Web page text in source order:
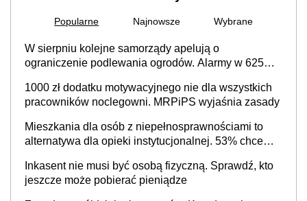
Popularne Najnowsze Wybrane
W sierpniu kolejne samorządy apelują o
ograniczenie podlewania ogrodów. Alarmy w 625
cały kraj
1000 zł dodatku motywacyjnego nie dla wszystkich
pracowników noclegowni. MRPiPS wyjaśnia zasady
Mieszkania dla osób z niepełnosprawnościami to
alternatywa dla opieki instytucjonalnej. 53% chce
Inkasent nie musi być osobą fizyczną. Sprawdź, kto
jeszcze może pobierać pieniądze